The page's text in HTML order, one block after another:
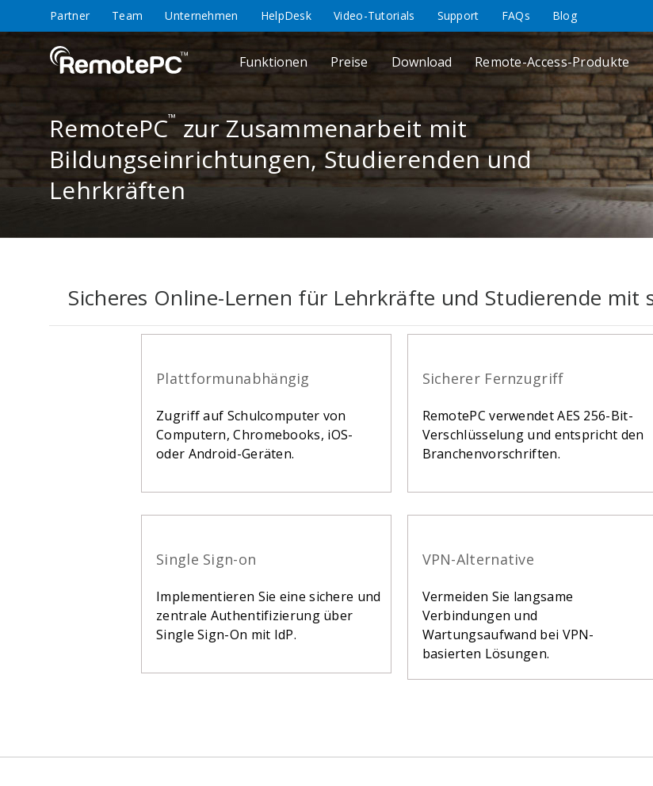
Partner Team Unternehmen HelpDesk Video-Tutorials Support FAQs Blog
Funktionen Preise Download Remote-Access-Produkte
RemotePC™zur Zusammenarbeit mit
Bildungseinrichtungen, Studierenden und
Lehrkräften
Sicheres Online-Lernen für Lehrkräfte und Studierende mit
Plattformunabhängig
Zugriff auf Schulcomputer von
Computern, Chromebooks, iOS-
oder Android-Geräten.
Sicherer Fernzugriff
RemotePC verwendet AES 256-Bit-
Verschlüsselung und entspricht den
Branchenvorschriften.
Single Sign-on
Implementieren Sie eine sichere und
zentrale Authentifizierung über
Single Sign-On mit IdP.
VPN-Alternative
Vermeiden Sie langsame
Verbindungen und
Wartungsaufwand bei VPN-
basierten Lösungen.